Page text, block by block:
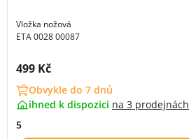
Vložka nožová
ETA 0028 00087
Cena s DPH:
499 Kč
Obvykle do 7 dnů
ihned k dispozici na 3 prodejnách
5